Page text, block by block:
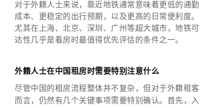
对于外籍人士来说，靠近地铁通常意味着更低的通勤
成本、更稳定的出行预期，以及更高的日常便利度。
尤其在上海、北京、深圳、广州等超大城市，地铁可
达性几乎是看房时最值得优先评估的条件之一。
外籍人士在中国租房时需要特别注意什么
尽管中国的租房流程整体并不复杂，但对于外籍租客
而言，仍然有几个关键事项需要特别确认。首先，入